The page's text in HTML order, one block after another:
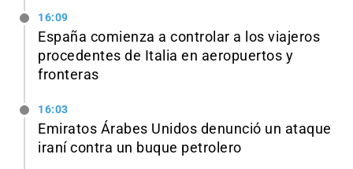
16:09
España comienza a controlar a los viajeros
procedentes de Italia en aeropuertos y
fronteras
16:03
Emiratos Árabes Unidos denunció un ataque
iraní contra un buque petrolero